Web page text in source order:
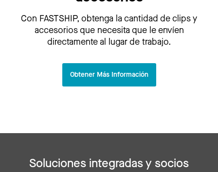
Con FASTSHIP, obtenga la cantidad de clips y
accesorios que necesita que le envíen
directamente al lugar de trabajo.
Obtener Más Información
Soluciones integradas y socios